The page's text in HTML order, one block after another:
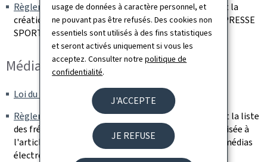
usage de données à caractère personnel, et
ne pouvant pas être refusés. Des cookies non
essentiels sont utilisés à des fins statistiques
et seront activés uniquement si vous les
acceptez. Consulter notrepolitique de
confidentialité.
J'ACCEPTE
JE REFUSE
Règlement ministériel du 26 janvier 1984concernant la
création et l'usage d'un signe distinctif particulier "PRESSE
SPORTIVE"
Médias électroniques
Loi du 27 juillet 1991sur les médias électroniques
Règlement grand-ducal du 28 juillet 2014
établissant la liste
des fréquences de radiodiffusion luxembourgeoises visée à
l'article 4 de la loi modifiée du 27 juillet 1991 sur les médias
électroniques